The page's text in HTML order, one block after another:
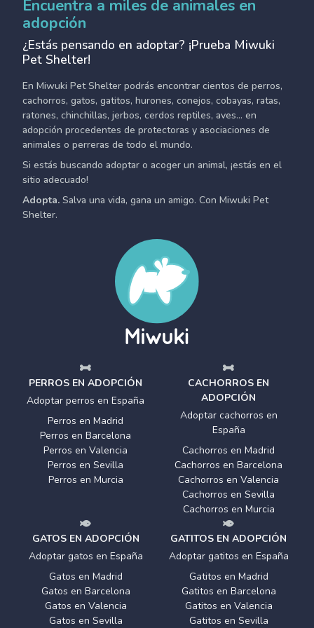
Encuentra a miles de animales en
adopción
¿Estás pensando en adoptar? ¡Prueba Miwuki
Pet Shelter!
En Miwuki Pet Shelter podrás encontrar cientos de perros,
cachorros, gatos, gatitos, hurones, conejos, cobayas, ratas,
ratones, chinchillas, jerbos, cerdos reptiles, aves... en
adopción procedentes de protectoras y asociaciones de
animales o perreras de todo el mundo.
Si estás buscando adoptar o acoger un animal, ¡estás en el
sitio adecuado!
Adopta. Salva una vida, gana un amigo. Con Miwuki Pet
Shelter.
PERROS EN ADOPCIÓN
Adoptar perros en España
Perros en Madrid
Perros en Barcelona
Perros en Valencia
Perros en Sevilla
Perros en Murcia
CACHORROS EN
ADOPCIÓN
Adoptar cachorros en
España
Cachorros en Madrid
Cachorros en Barcelona
Cachorros en Valencia
Cachorros en Sevilla
Cachorros en Murcia
GATOS EN ADOPCIÓN
Adoptar gatos en España
Gatos en Madrid
Gatos en Barcelona
Gatos en Valencia
Gatos en Sevilla
GATITOS EN ADOPCIÓN
Adoptar gatitos en España
Gatitos en Madrid
Gatitos en Barcelona
Gatitos en Valencia
Gatitos en Sevilla